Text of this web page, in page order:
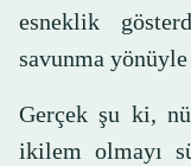
esneklik
savunma yönüyle
Gerçek şu ki,
ikilem olmayı